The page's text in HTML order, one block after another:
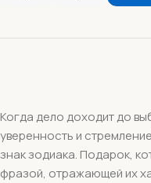
Когда дело доходит до
уверенность и
знак зодиака. Подарок,
фразой, отражающей их